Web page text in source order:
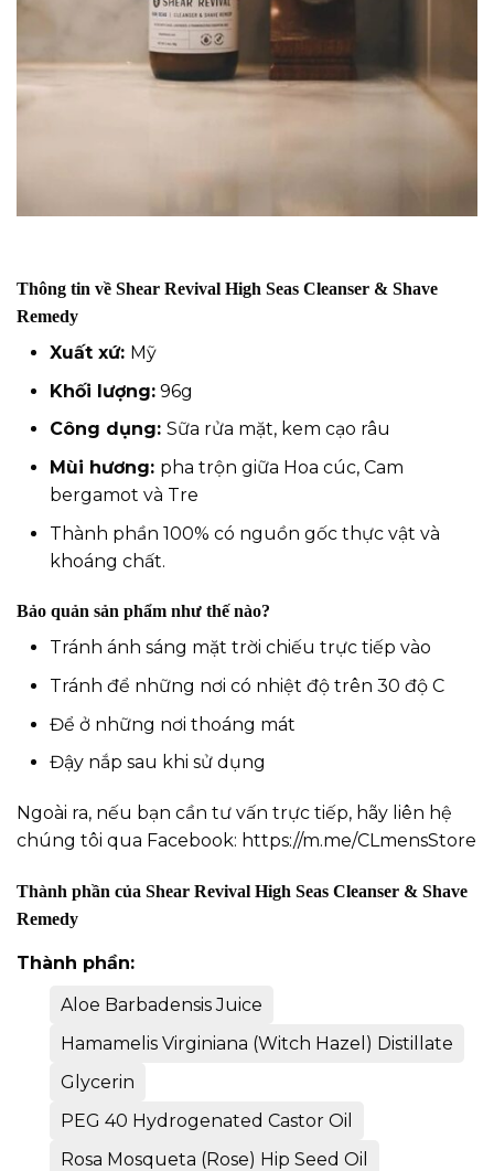
Thông tin về Shear Revival High Seas Cleanser & Shave
Remedy
Xuất xứ: Mỹ
Khối lượng: 96g
Công dụng: Sữa rửa mặt, kem cạo râu
Mùi hương: pha trộn giữa Hoa cúc, Cam
bergamot và Tre
Thành phần 100% có nguồn gốc thực vật và
khoáng chất.
Bảo quản sản phẩm như thế nào?
Tránh ánh sáng mặt trời chiếu trực tiếp vào
Tránh để những nơi có nhiệt độ trên 30 độ C
Để ở những nơi thoáng mát
Đậy nắp sau khi sử dụng
Ngoài ra, nếu bạn cần tư vấn trực tiếp, hãy liên hệ
chúng tôi qua Facebook: https://m.me/CLmensStore
Thành phần của Shear Revival High Seas Cleanser & Shave
Remedy
Thành phần:
Aloe Barbadensis Juice
Hamamelis Virginiana (Witch Hazel) Distillate
Glycerin
PEG 40 Hydrogenated Castor Oil
Rosa Mosqueta (Rose) Hip Seed Oil